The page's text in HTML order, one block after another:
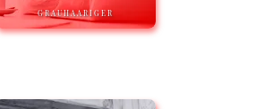
GRAUHAARIGER